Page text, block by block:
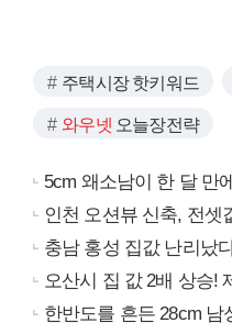
주택시장 핫키워드
와우넷 오늘장전략
5cm 왜소남이 한 달 만
인천 오션뷰 신축, 전셋
충남 홍성 집값 난리났
오산시 집 값 2배 상승!
한반도를 흔든 28cm 남